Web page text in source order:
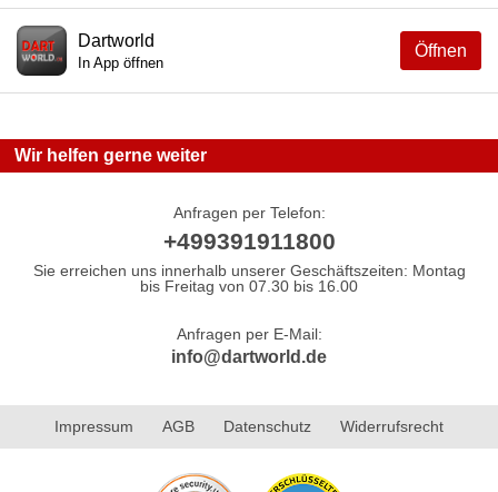
Öffnen
Dartworld
In App öffnen
Wir helfen gerne weiter
Anfragen per Telefon:
+499391911800
Sie erreichen uns innerhalb unserer Geschäftszeiten: Montag
bis Freitag von 07.30 bis 16.00
Anfragen per E-Mail:
info@dartworld.de
Impressum AGB Datenschutz Widerrufsrecht